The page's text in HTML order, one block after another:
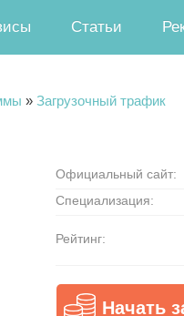
Статьи
» Загрузочный трафик
Официальный сайт:
Специализация:
Рейтинг:
Начать